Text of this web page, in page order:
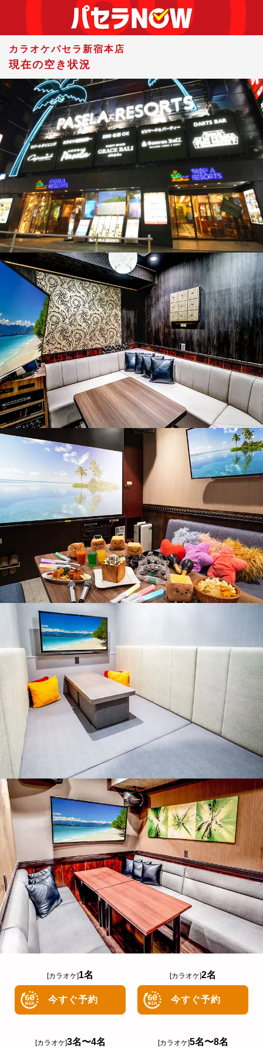
カラオケパセラ新宿本店
現在の空き状況
[カラオケ]1名
今すぐ予約
[カラオケ]2名
今すぐ予約
[カラオケ]3名〜4名 [カラオケ]5名〜8名